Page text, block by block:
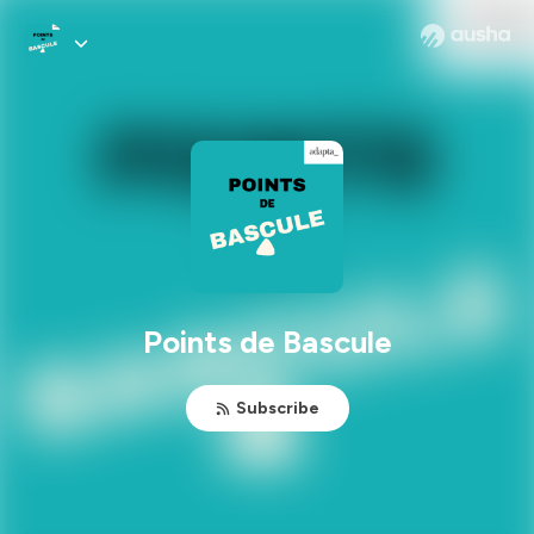
Points de Bascule
Subscribe